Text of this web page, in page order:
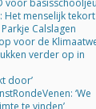
Het menselijk tekort
Calslagen
voor de
verder op in
door’
‘We
te vinden’